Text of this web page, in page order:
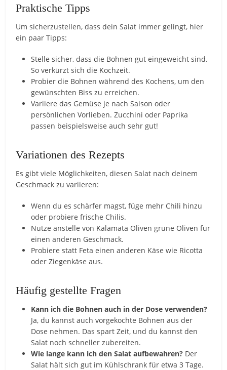
Praktische Tipps
Um sicherzustellen, dass dein Salat immer gelingt, hier
ein paar Tipps:
Stelle sicher, dass die Bohnen gut eingeweicht sind.
So verkürzt sich die Kochzeit.
Probier die Bohnen während des Kochens, um den
gewünschten Biss zu erreichen.
Variiere das Gemüse je nach Saison oder
persönlichen Vorlieben. Zucchini oder Paprika
passen beispielsweise auch sehr gut!
Variationen des Rezepts
Es gibt viele Möglichkeiten, diesen Salat nach deinem
Geschmack zu variieren:
Wenn du es schärfer magst, füge mehr Chili hinzu
oder probiere frische Chilis.
Nutze anstelle von Kalamata Oliven grüne Oliven für
einen anderen Geschmack.
Probiere statt Feta einen anderen Käse wie Ricotta
oder Ziegenkäse aus.
Häufig gestellte Fragen
Kann ich die Bohnen auch in der Dose verwenden?
Ja, du kannst auch vorgekochte Bohnen aus der
Dose nehmen. Das spart Zeit, und du kannst den
Salat noch schneller zubereiten.
Wie lange kann ich den Salat aufbewahren? Der
Salat hält sich gut im Kühlschrank für etwa 3 Tage.